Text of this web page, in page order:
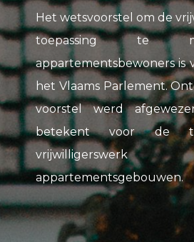
Het wetsvoorstel om de
toepassing te
appartementsbewoners is
het Vlaams Parlement.
voorstel werd
betekent voor de
appartementsgebouwen.